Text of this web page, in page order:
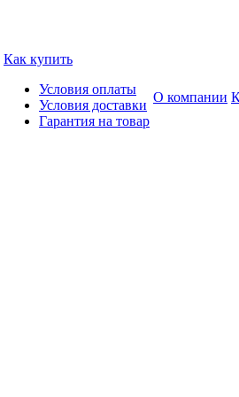
Как купить
Условия оплаты
Условия доставки
Гарантия на товар
О компании